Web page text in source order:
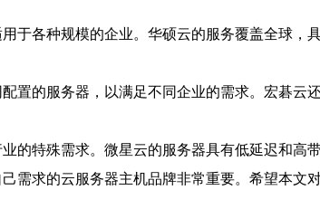
各种规模的企业。华硕云的服务覆盖全球，
置的服务器，以满足不同企业的需求。宏碁云
特殊需求。微星云的服务器具有低延迟和高
需求的云服务器主机品牌非常重要。希望本文